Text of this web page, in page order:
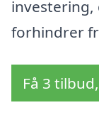
investering,
forhindrer
Få 3